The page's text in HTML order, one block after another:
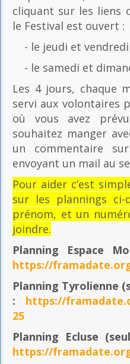
cliquant sur les liens
le Festival est ouvert :
- le jeudi et vendredi
- le samedi et
Les 4 jours, chaque
servi aux volontaires
où vous avez
souhaitez manger
un commentaire
envoyant un mail au
Pour aider c’est
sur les plannings
prénom, et un
joindre.
Planning Espace
https://
Planning Tyrolienne
: https://
25
Planning Ecluse
https://